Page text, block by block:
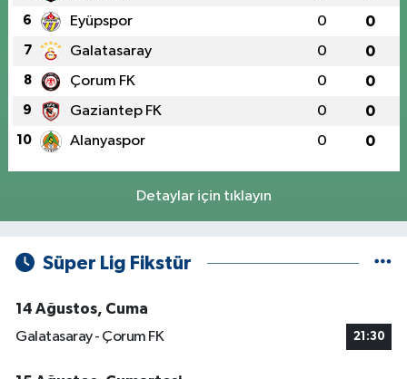
6 Eyüpspor 0 0
7 Galatasaray 0 0
8 Çorum FK 0 0
9 Gaziantep FK 0 0
10 Alanyaspor 0 0
Detaylar için tıklayın
Süper Lig Fikstür
14 Ağustos, Cuma
Galatasaray - Çorum FK
21:30